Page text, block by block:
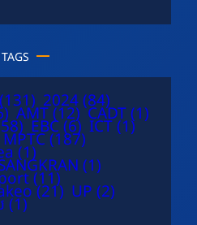
TAGS
(131) 2024 (84)
AMT (12) CADT (1)
EBC (6) ICT (1)
MPTC (187)
(1)
(1)
(11)
(21) UP (2)
(1)